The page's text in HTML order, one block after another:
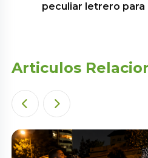
peculiar letrero
Articulos